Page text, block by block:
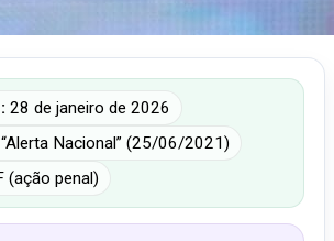
28 de janeiro de 2026
“Alerta Nacional” (25/06/2021)
(ação penal)